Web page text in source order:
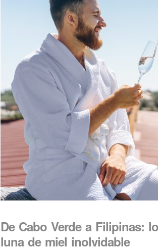
De Cabo Verde a Filipinas:
luna de miel inolvidable